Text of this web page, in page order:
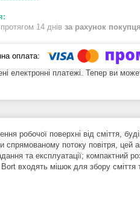
14 днів за рахунок покупця
електронні платежі. Тепер ви
робочої поверхні від сміття,
потоку повітря, цей
та експлуатації; компактний
входять мішок для збору